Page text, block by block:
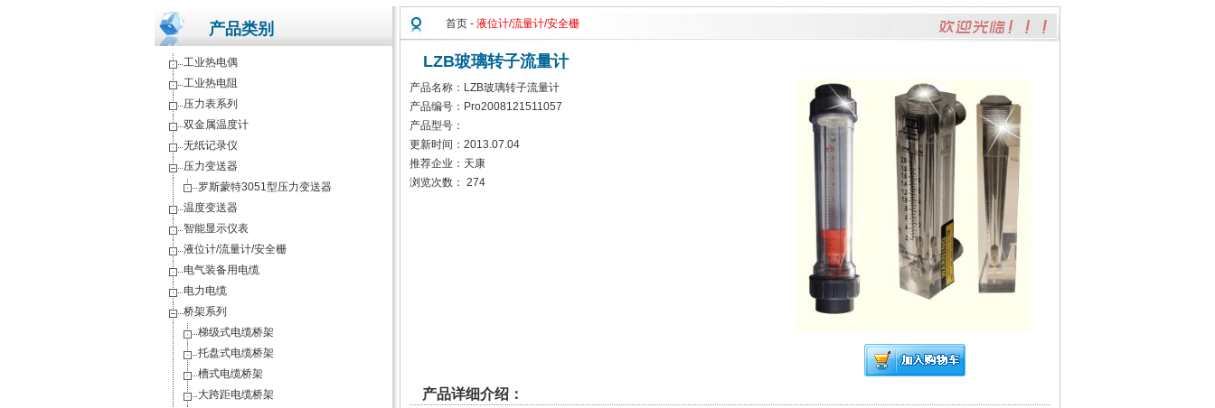
首页 - 液位计/流量计/安全栅
LZB玻璃转子流量计
产品名称：LZB玻璃转子流量计
产品编号：Pro2008121511057
产品型号：
更新时间：2013.07.04
推荐企业：天康
浏览次数： 274
产品详细介绍：
产品类别
工业热电偶
工业热电阻
压力表系列
双金属温度计
无纸记录仪
压力变送器
罗斯蒙特3051型压力变送器
温度变送器
智能显示仪表
液位计/流量计/安全栅
电气装备用电缆
电力电缆
桥架系列
梯级式电缆桥架
托盘式电缆桥架
槽式电缆桥架
大跨距电缆桥架